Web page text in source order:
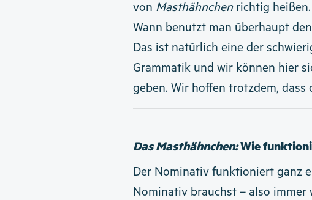
von Masthähnchenrichtig
Wann benutzt man überhaupt
Das ist natürlich eine der
Grammatik und wir können hier
geben. Wir hoffen trotzdem,
Das Masthähnchen:Wie
Der Nominativ funktioniert ganz
Nominativ brauchst – also immer